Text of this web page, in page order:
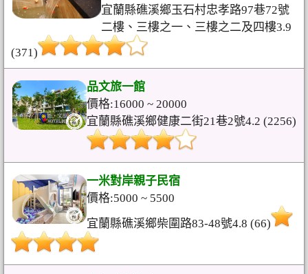
宜蘭縣礁溪鄉玉石村忠孝路97巷72號
二樓、三樓之一、三樓之二及四樓3.9
(371)
品文旅一館
價格:16000 ~ 20000
宜蘭縣礁溪鄉健康二街21巷2號4.2 (2256)
一米對岸親子民宿
價格:5000 ~ 5500
宜蘭縣礁溪鄉柴圍路83-48號4.8 (66)